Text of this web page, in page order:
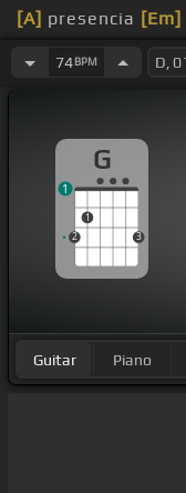
[A] presencia [Em]
palabra y me
74BPM
G
2
1
3
1
Guitar Piano